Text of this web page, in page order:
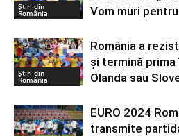
Știri din
România
Vom muri
Știri din
România
România a
și termină prima
Olanda sau
EURO 2024
transmite